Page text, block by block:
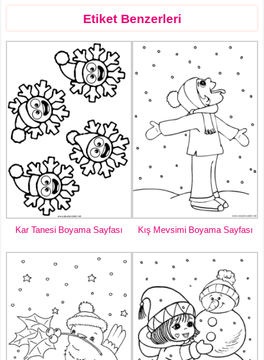
Etiket Benzerleri
Kar Tanesi Boyama Sayfası Kış Mevsimi Boyama Sayfası